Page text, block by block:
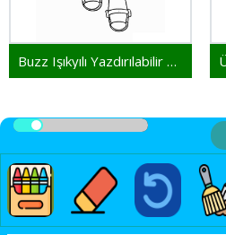
Buzz Işıkyılı Yazdırılabilir Ücretsiz